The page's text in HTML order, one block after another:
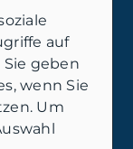
auf
Sie geben
wenn Sie
Um